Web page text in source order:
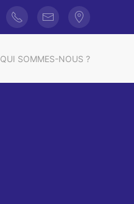
QUI SOMMES-NOUS ?